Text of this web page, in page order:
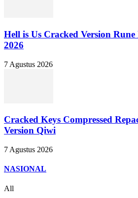
Hell is Us Cracked Version Rune
2026
7 Agustus 2026
Cracked Keys Compressed
Version Qiwi
7 Agustus 2026
NASIONAL
All